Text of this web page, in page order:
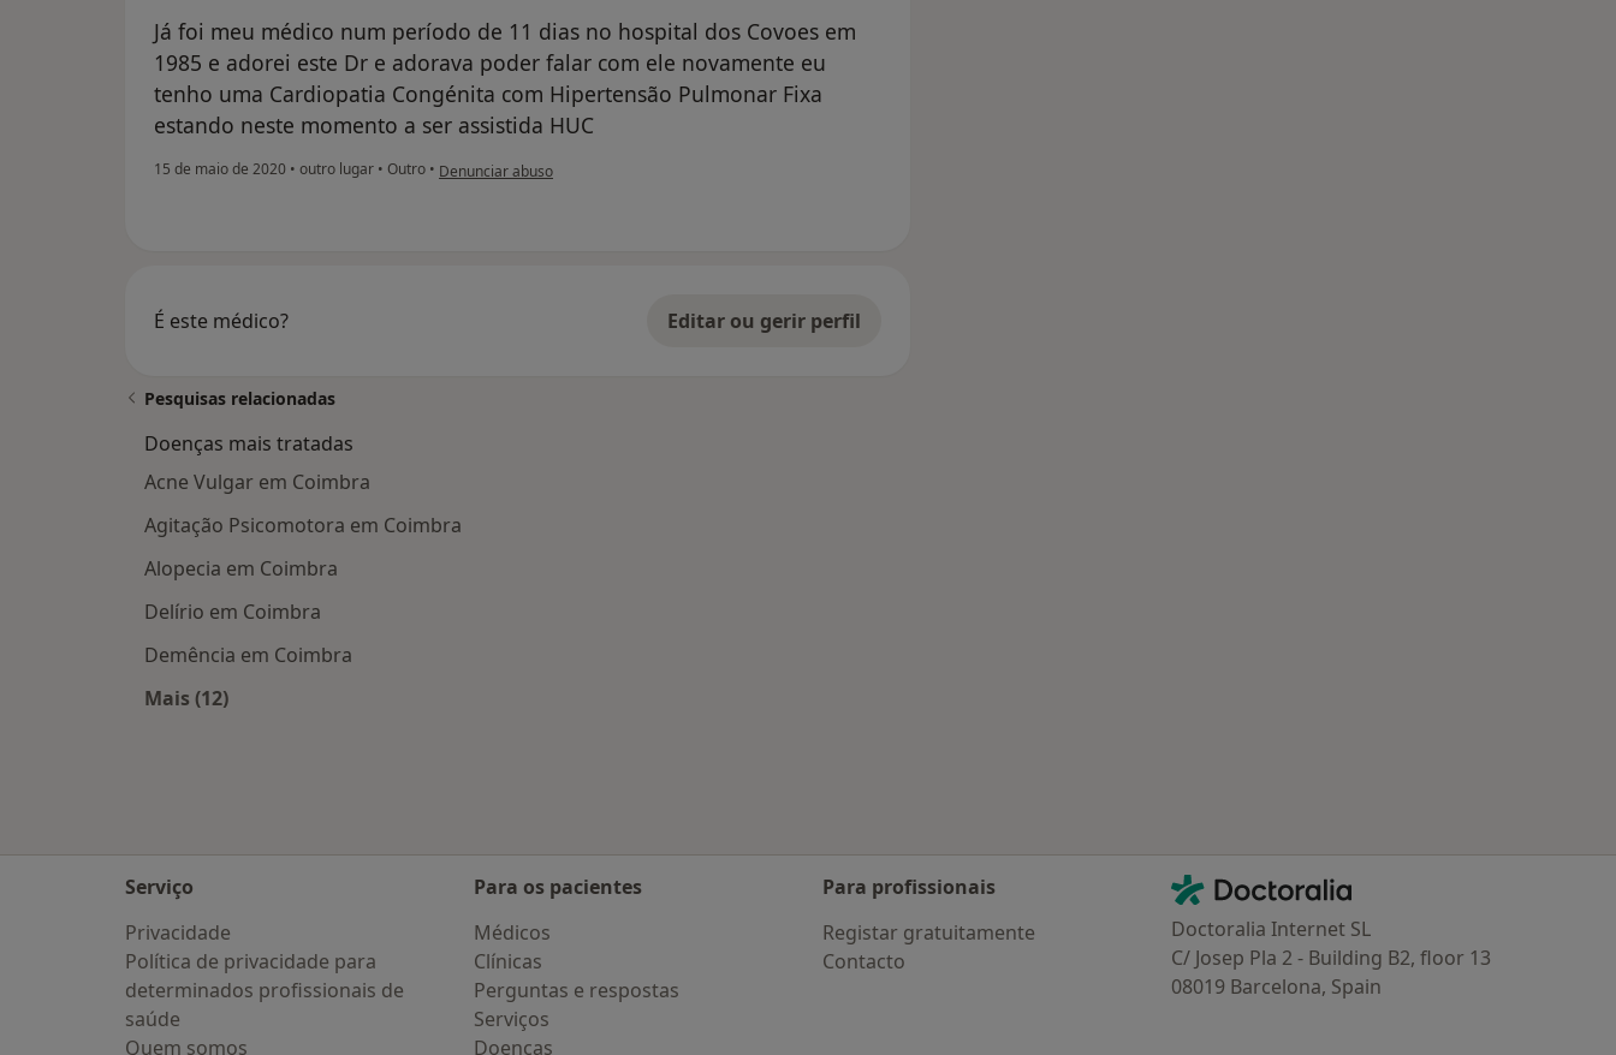
Já foi meu médico num período de 11 dias no hospital dos Covoes em
1985 e adorei este Dr e adorava poder falar com ele novamente eu
tenho uma Cardiopatia Congénita com Hipertensão Pulmonar Fixa
estando neste momento a ser assistida HUC
15 de maio de 2020 • outro lugar • Outro • na opinião do utilizador Elisabete Lameiro
Denunciar abuso
É este médico? Editar ou gerir perfil
Pesquisas relacionadas
Doenças mais tratadas
Acne Vulgar em Coimbra
Agitação Psicomotora em Coimbra
Alopecia em Coimbra
Delírio em Coimbra
Demência em Coimbra
Mais (12)
Serviço
Privacidade
Política de privacidade para
determinados profissionais de
saúde
Quem somos
Para os pacientes
Médicos
Clínicas
Perguntas e respostas
Serviços
Doencas
Para profissionais
Registar gratuitamente
Contacto
Contacto
Doctoralia - Homepage
Doctoralia Internet SL
C/ Josep Pla 2 - Building B2, floor 13
08019 Barcelona, Spain